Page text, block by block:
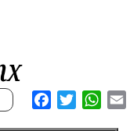
Facebook
Twitter